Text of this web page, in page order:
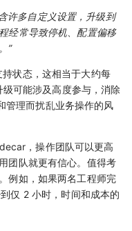
许多自定义设置，升级到
经常导致停机、配置偏移
”
状态，这相当于大约每
可能涉及高度参与，消除
管理而扰乱业务操作的风
，操作团队可以更高
团队就更有信心。值得考
例如，如果两名工程师完
仅 2 小时，时间和成本的